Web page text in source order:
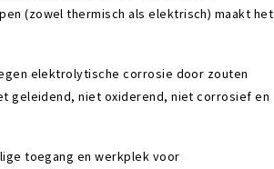
(zowel thermisch als elektrisch) maakt het
elektrolytische corrosie door zouten
geleidend, niet oxiderend, niet corrosief en
toegang en werkplek voor